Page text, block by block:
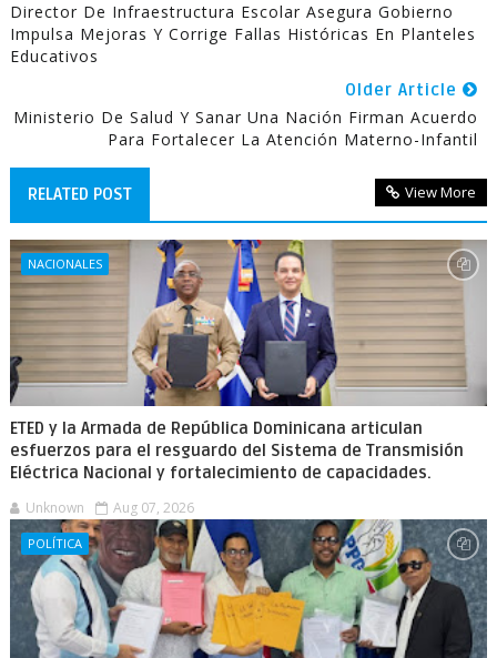
Director De Infraestructura Escolar Asegura Gobierno
Impulsa Mejoras Y Corrige Fallas Históricas En Planteles
Educativos
Older Article
Ministerio De Salud Y Sanar Una Nación Firman Acuerdo
Para Fortalecer La Atención Materno-Infantil
RELATED POST View More
NACIONALES
ETED y la Armada de República Dominicana articulan
esfuerzos para el resguardo del Sistema de Transmisión
Eléctrica Nacional y fortalecimiento de capacidades.
Unknown Aug 07, 2026
POLÍTICA